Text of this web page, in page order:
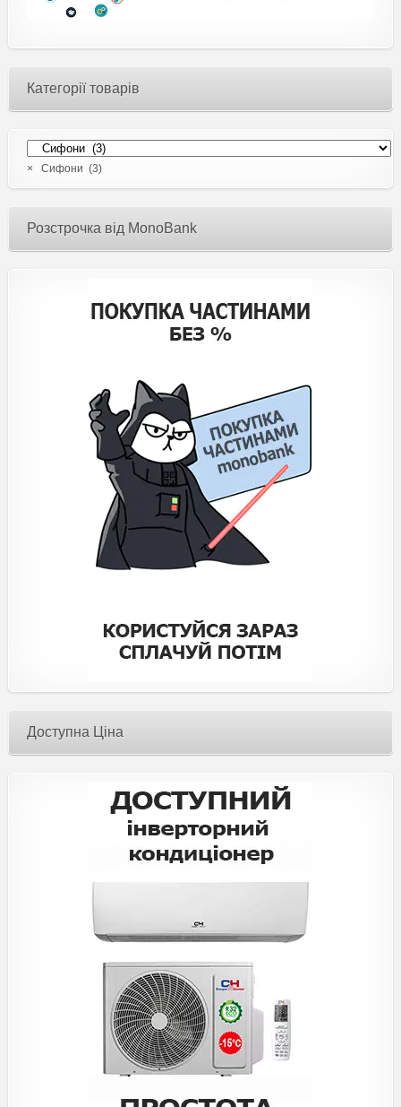
Категорії товарів
× Сифони (3)
Розстрочка від MonoBank
Доступна Ціна